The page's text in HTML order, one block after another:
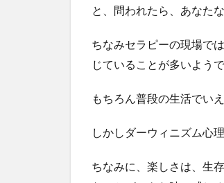
と、問われたら、あなた
ちなみセラピーの現場で
じていることが多いようで
もちろん普段の生活でい
しかしダーウィニズム心
ちなみに、楽しさは、生